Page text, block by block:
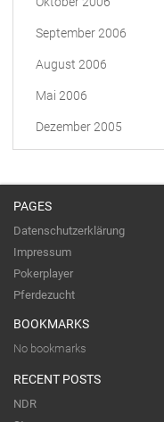
September 2006
August 2006
Mai 2006
Dezember 2005
PAGES
Datenschutzerklärung
Impressum
Pokerplayer
Pferdezucht
BOOKMARKS
No bookmarks
RECENT POSTS
NDR